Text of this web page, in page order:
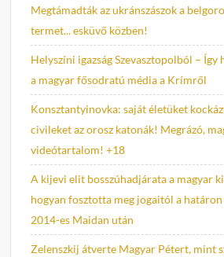
Megtámadták az ukránszászok a
termet... esküvő közben!
Helyszíni igazság Szevasztopolból – Így
a magyar fősodratú média a Krímről
Konsztantyinovka: saját életüket
civileket az orosz katonák! Megrázó,
videótartalom! +18
A kijevi elit bosszúhadjárata a magyar
hogyan fosztotta meg jogaitól a
2014-es Maidan után
Zelenszkij átverte Magyar Pétert, mint